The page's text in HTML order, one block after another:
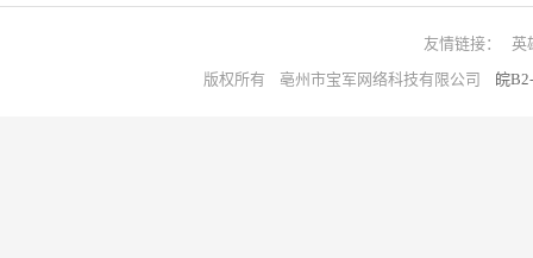
友情链接：
英
版权所有 亳州市宝军网络科技有限公司 皖